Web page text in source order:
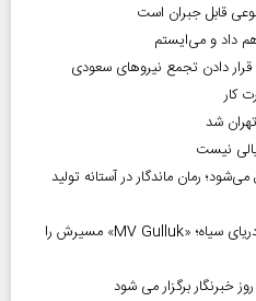
قابل جبران است
داد و می‌ایستم
دادن تجمع نیروهای سعودی
کار
شد
نیست
رمان ماندگار در آستانه تولید
حمله پهپادی به کشتی ترکیه‌ای در دریای سیاه؛ «MV Gulluk» مسیرش را
خبرنگار برگزار می شود